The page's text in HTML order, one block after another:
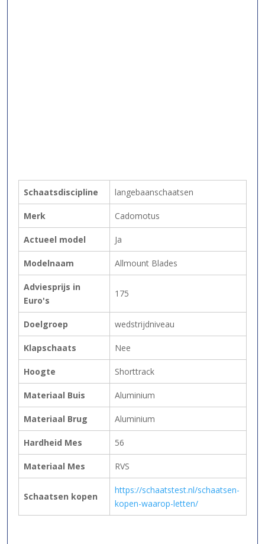
Schaatsdiscipline langebaanschaatsen
Merk Cadomotus
Actueel model Ja
Modelnaam Allmount Blades
Adviesprijs in
Euro's
175
Doelgroep wedstrijdniveau
Klapschaats Nee
Hoogte Shorttrack
Materiaal Buis Aluminium
Materiaal Brug Aluminium
Hardheid Mes 56
Materiaal Mes RVS
Schaatsen kopen
https://schaatstest.nl/schaatsen-
kopen-waarop-letten/